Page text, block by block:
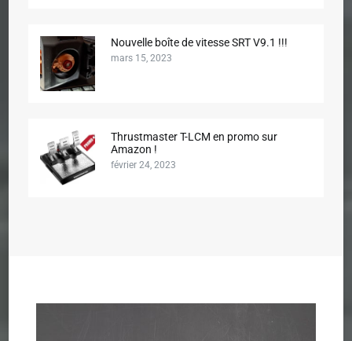
Nouvelle boîte de vitesse SRT V9.1 !!!
mars 15, 2023
Thrustmaster T-LCM en promo sur
Amazon !
février 24, 2023